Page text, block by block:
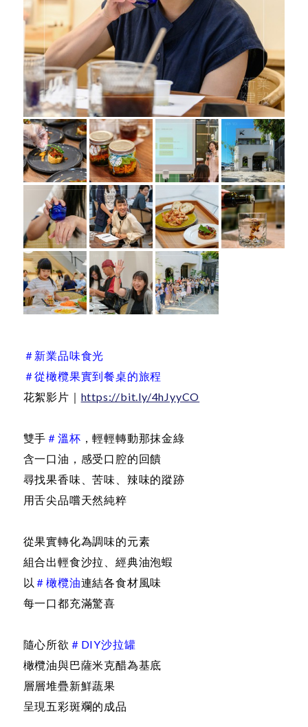
＃新業品味食光
＃從橄欖果實到餐桌的旅程
花絮影片｜ https://bit.ly/4hJyyCO
雙手 ＃溫杯 ，輕輕轉動那抹金綠
含一口油，感受口腔的回饋
尋找果香味、苦味、辣味的蹤跡
用舌尖品嚐天然純粹
從果實轉化為調味的元素
組合出輕食沙拉、經典油泡蝦
以 ＃橄欖油連結各食材風味
每一口都充滿驚喜
隨心所欲 ＃DIY沙拉罐
橄欖油與巴薩米克醋為基底
層層堆疊新鮮蔬果
呈現五彩斑斕的成品